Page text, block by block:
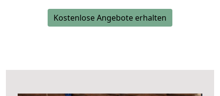
Kostenlose Angebote erhalten